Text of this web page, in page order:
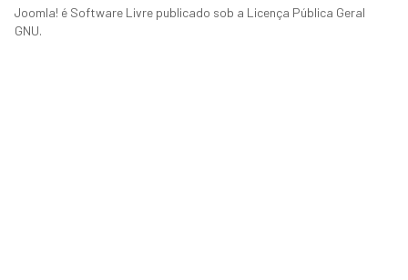
Joomla! é Software Livre publicado sob a Licença Pública Geral
GNU.